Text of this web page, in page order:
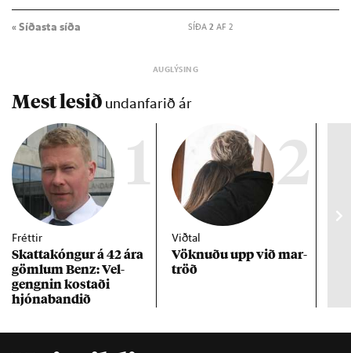
« Síðasta síða SÍÐA 2AF 2
Mest lesið undanfarið ár
1
Fréttir
Skattakóng­ur á 42 ára
göml­um Benz: Vel­
gengn­in kostaði
hjóna­band­ið
2
Viðtal
Vökn­uðu upp við mar­
tröð